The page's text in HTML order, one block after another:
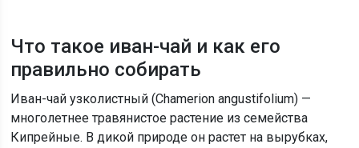
Что такое иван-чай и как его
правильно собирать
Иван-чай узколистный (Chamerion angustifolium) —
многолетнее травянистое растение из семейства
Кипрейные. В дикой природе он растет на вырубках,